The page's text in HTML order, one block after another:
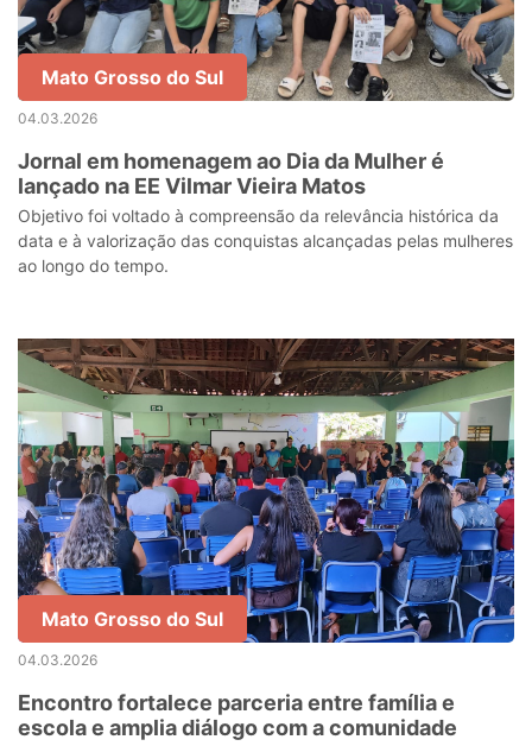
Mato Grosso do Sul
04.03.2026
Jornal em homenagem ao Dia da Mulher é
lançado na EE Vilmar Vieira Matos
Objetivo foi voltado à compreensão da relevância histórica da
data e à valorização das conquistas alcançadas pelas mulheres
ao longo do tempo.
Mato Grosso do Sul
04.03.2026
Encontro fortalece parceria entre família e
escola e amplia diálogo com a comunidade